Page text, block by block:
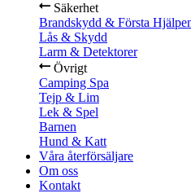
Säkerhet
Brandskydd & Första
Lås & Skydd
Larm & Detektorer
Övrigt
Camping Spa
Tejp & Lim
Lek & Spel
Barnen
Hund & Katt
Våra återförsäljare
Om oss
Kontakt